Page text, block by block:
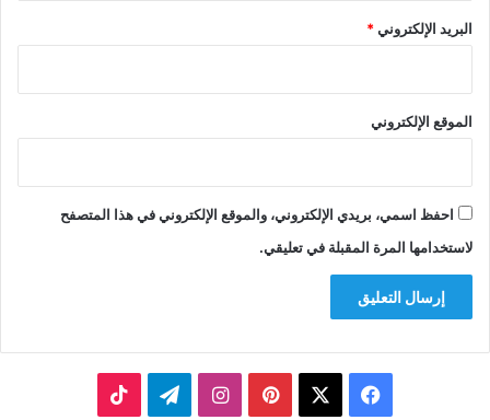
البريد الإلكتروني*
الموقع الإلكتروني
احفظ اسمي، بريدي الإلكتروني، والموقع الإلكتروني في هذا المتصفح
لاستخدامها المرة المقبلة في تعليقي.
فيسبوك بينتيريستانستقرامتيلقرام